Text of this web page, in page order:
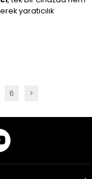
yaratıcılık
6 >